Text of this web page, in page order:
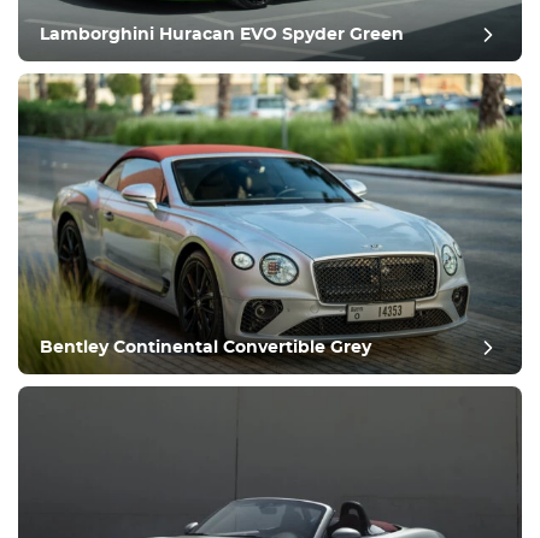
נהיגה
ביקורת פוסט
Lamborghini Huracan EVO Spyder Green
Bentley Continental Convertible Grey